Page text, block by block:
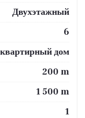
Двухэтажный
6
дом
200 m
1 500 m
1